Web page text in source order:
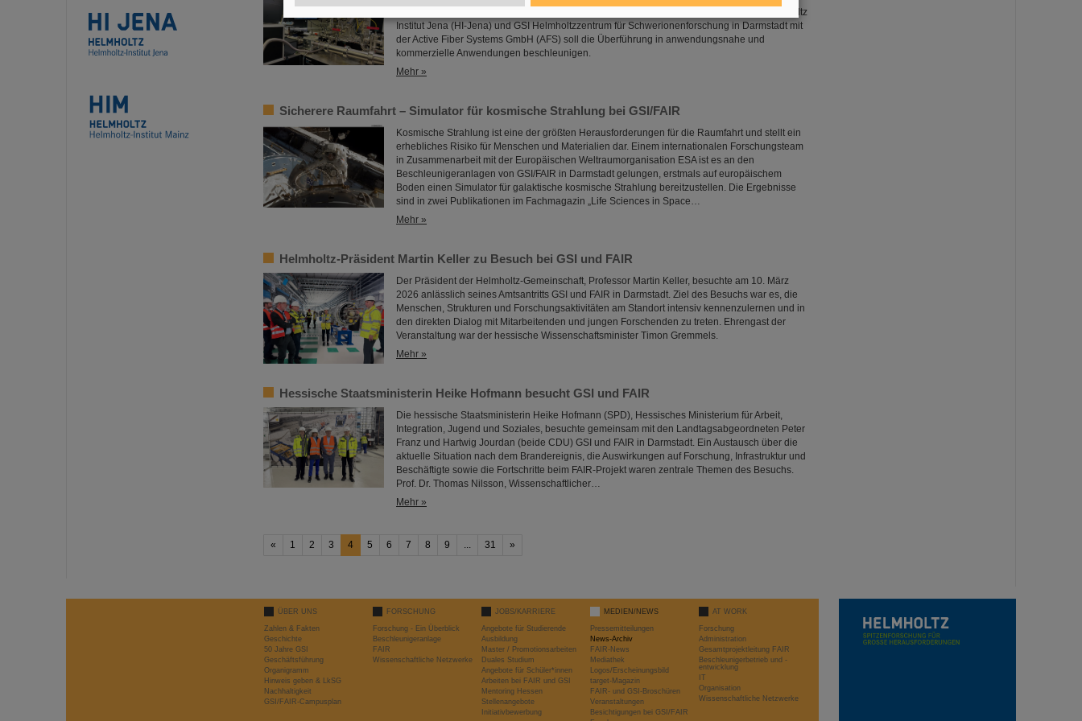
gezielt weiter für Anwendungen in Metrologie und Bildgebung. Die Kooperation von Helmholtz
Institut Jena (HI-Jena) und GSI Helmholtzzentrum für Schwerionenforschung in Darmstadt mit
der Active Fiber Systems GmbH (AFS) soll die Überführung in anwendungsnahe und
kommerzielle Anwendungen beschleunigen.
Mehr »
Sicherere Raumfahrt – Simulator für kosmische Strahlung bei GSI/FAIR
Kosmische Strahlung ist eine der größten Herausforderungen für die Raumfahrt und stellt ein
erhebliches Risiko für Menschen und Materialien dar. Einem internationalen Forschungsteam
in Zusammenarbeit mit der Europäischen Weltraumorganisation ESA ist es an den
Beschleunigeranlagen von GSI/FAIR in Darmstadt gelungen, erstmals auf europäischem
Boden einen Simulator für galaktische kosmische Strahlung bereitzustellen. Die Ergebnisse
sind in zwei Publikationen im Fachmagazin „Life Sciences in Space…
Mehr »
Helmholtz-Präsident Martin Keller zu Besuch bei GSI und FAIR
Der Präsident der Helmholtz-Gemeinschaft, Professor Martin Keller, besuchte am 10. März
2026 anlässlich seines Amtsantritts GSI und FAIR in Darmstadt. Ziel des Besuchs war es, die
Menschen, Strukturen und Forschungsaktivitäten am Standort intensiv kennenzulernen und in
den direkten Dialog mit Mitarbeitenden und jungen Forschenden zu treten. Ehrengast der
Veranstaltung war der hessische Wissenschaftsminister Timon Gremmels.
Mehr »
Hessische Staatsministerin Heike Hofmann besucht GSI und FAIR
Die hessische Staatsministerin Heike Hofmann (SPD), Hessisches Ministerium für Arbeit,
Integration, Jugend und Soziales, besuchte gemeinsam mit den Landtagsabgeordneten Peter
Franz und Hartwig Jourdan (beide CDU) GSI und FAIR in Darmstadt. Ein Austausch über die
aktuelle Situation nach dem Brandereignis, die Auswirkungen auf Forschung, Infrastruktur und
Beschäftigte sowie die Fortschritte beim FAIR-Projekt waren zentrale Themen des Besuchs.
Prof. Dr. Thomas Nilsson, Wissenschaftlicher…
Mehr »
« 1 2 3 4 5 6 7 8 9 ... 31 »
ÜBER UNS
Zahlen & Fakten
Geschichte
50 Jahre GSI
Geschäftsführung
Organigramm
Hinweis geben & LkSG
Nachhaltigkeit
GSI/FAIR-Campusplan
FORSCHUNG
Forschung - Ein Überblick
Beschleunigeranlage
FAIR
Wissenschaftliche Netzwerke
JOBS/KARRIERE
Angebote für Studierende
Ausbildung
Master / Promotionsarbeiten
Duales Studium
Angebote für Schüler*innen
Arbeiten bei FAIR und GSI
Mentoring Hessen
Stellenangebote
Initiativbewerbung
MEDIEN/NEWS
Pressemitteilungen
News-Archiv
FAIR-News
Mediathek
Logos/Erscheinungsbild
target-Magazin
FAIR- und GSI-Broschüren
Veranstaltungen
Besichtigungen bei GSI/FAIR
AT WORK
Forschung
Administration
Gesamtprojektleitung FAIR
Beschleunigerbetrieb und -
entwicklung
IT
Organisation
Wissenschaftliche Netzwerke